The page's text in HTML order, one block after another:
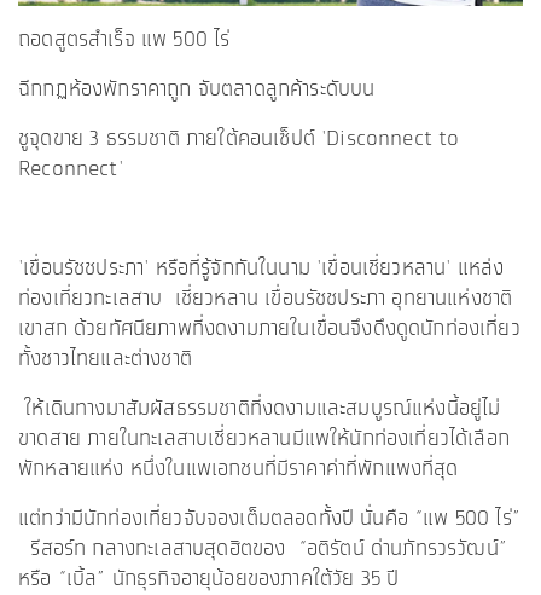
ถอดสูตรสำเร็จ แพ 500 ไร่
ฉีกกฏห้องพักราคาถูก จับตลาดลูกค้าระดับบน
ชูจุดขาย 3 ธรรมชาติ ภายใต้คอนเซ็ปต์ 'Disconnect to
Reconnect'
'เขื่อนรัชชประภา' หรือที่รู้จักกันในนาม 'เขื่อนเชี่ยวหลาน' แหล่ง
ท่องเที่ยวทะเลสาบ เชี่ยวหลาน เขื่อนรัชชประภา อุทยานแห่งชาติ
เขาสก ด้วยทัศนียภาพที่งดงามภายในเขื่อนจึงดึงดูดนักท่องเที่ยว
ทั้งชาวไทยและต่างชาติ
ให้เดินทางมาสัมผัสธรรมชาติที่งดงามและสมบูรณ์แห่งนี้อยู่ไม่
ขาดสาย ภายในทะเลสาบเชี่ยวหลานมีแพให้นักท่องเที่ยวได้เลือก
พักหลายแห่ง หนึ่งในแพเอกชนที่มีราคาค่าที่พักแพงที่สุด
แต่ทว่ามีนักท่องเที่ยวจับจองเต็มตลอดทั้งปี นั่นคือ “แพ 500 ไร่”
รีสอร์ท กลางทะเลสาบสุดฮิตของ “อติรัตน์ ด่านภัทรวรวัฒน์”
หรือ “เบิ้ล” นักธุรกิจอายุน้อยของภาคใต้วัย 35 ปี